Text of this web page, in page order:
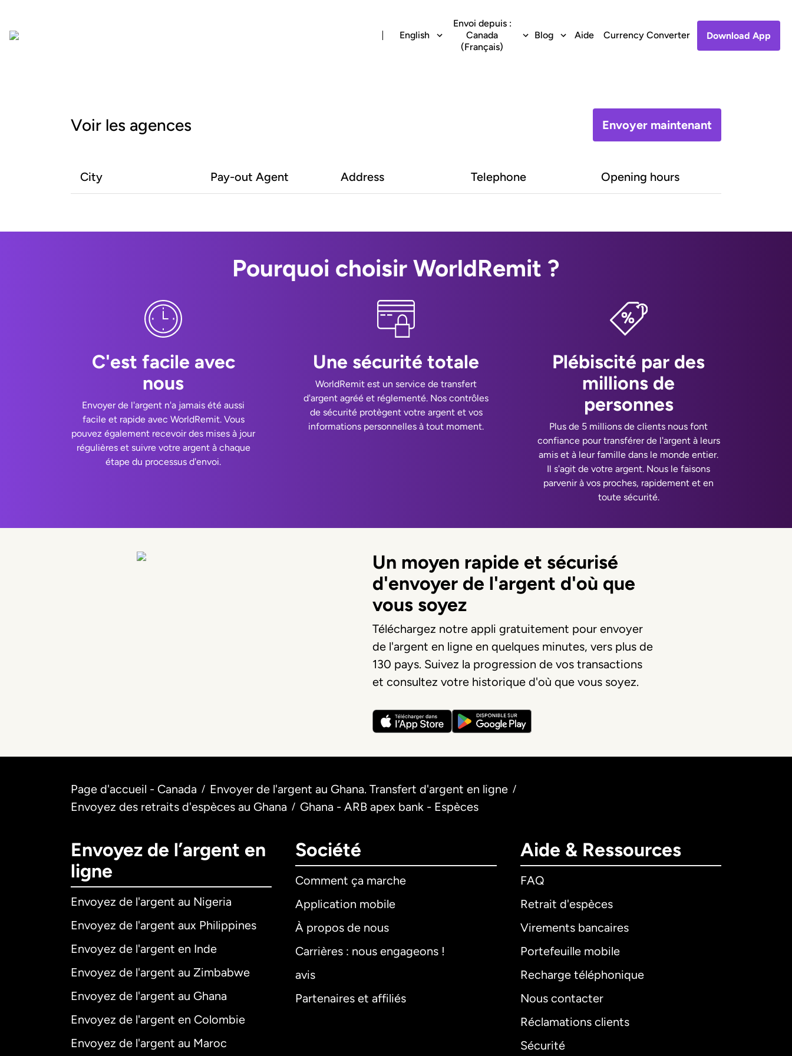
English
Envoi depuis :
Canada
(Français)
Blog Aide Currency Converter Download App
Voir les agences Envoyer maintenant
City Pay-out Agent Address Telephone Opening hours
Pourquoi choisir WorldRemit ?
C'est facile avec
nous
Envoyer de l'argent n'a jamais été aussi
facile et rapide avec WorldRemit. Vous
pouvez également recevoir des mises à jour
régulières et suivre votre argent à chaque
étape du processus d'envoi.
Une sécurité totale
WorldRemit est un service de transfert
d'argent agréé et réglementé. Nos contrôles
de sécurité protègent votre argent et vos
informations personnelles à tout moment.
Plébiscité par des
millions de
personnes
Plus de 5 millions de clients nous font
confiance pour transférer de l'argent à leurs
amis et à leur famille dans le monde entier.
Il s'agit de votre argent. Nous le faisons
parvenir à vos proches, rapidement et en
toute sécurité.
Un moyen rapide et sécurisé
d'envoyer de l'argent d'où que
vous soyez
Téléchargez notre appli gratuitement pour envoyer
de l'argent en ligne en quelques minutes, vers plus de
130 pays. Suivez la progression de vos transactions
et consultez votre historique d'où que vous soyez.
Page d'accueil - Canada / Envoyer de l'argent au Ghana. Transfert d'argent en ligne /
Envoyez des retraits d'espèces au Ghana / Ghana - ARB apex bank - Espèces
Envoyez de l’argent en
ligne
Envoyez de l'argent au Nigeria
Envoyez de l'argent aux Philippines
Envoyez de l'argent en Inde
Envoyez de l'argent au Zimbabwe
Envoyez de l'argent au Ghana
Envoyez de l'argent en Colombie
Envoyez de l'argent au Maroc
Société
Comment ça marche
Application mobile
À propos de nous
Carrières : nous engageons !
avis
Partenaires et affiliés
Aide & Ressources
FAQ
Retrait d'espèces
Virements bancaires
Portefeuille mobile
Recharge téléphonique
Nous contacter
Réclamations clients
Sécurité